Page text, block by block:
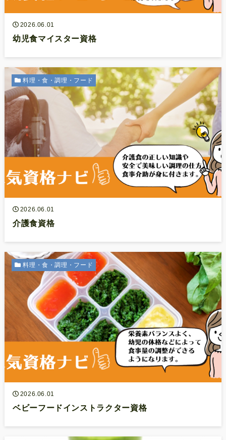
2026.06.01
幼児食マイスター資格
2026.06.01
介護食資格
料理・食・調理・フード
2026.06.01
ベビーフードインストラクター資格
料理・食・調理・フード